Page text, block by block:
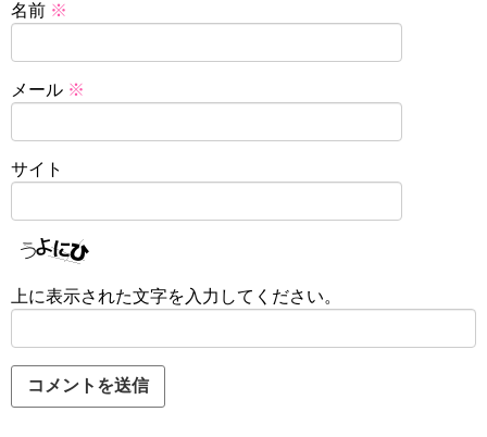
名前 ※
メール ※
サイト
上に表示された文字を入力してください。